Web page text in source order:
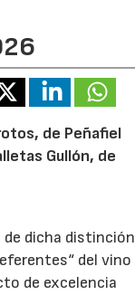
de Peñafiel
Gullón, de
de dicha distinción
del vino
de excelencia